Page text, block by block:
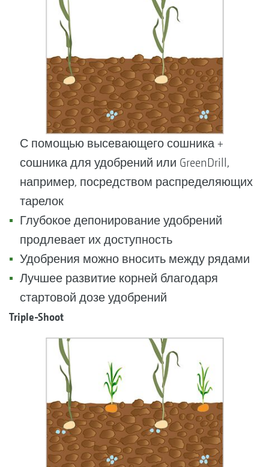
С помощью высевающего сошника +
сошника для удобрений или GreenDrill,
например, посредством распределяющих
тарелок
Глубокое депонирование удобрений
продлевает их доступность
Удобрения можно вносить между рядами
Лучшее развитие корней благодаря
стартовой дозе удобрений
Triple-Shoot